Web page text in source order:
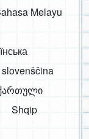
Melayu
slovenščina
Shqip